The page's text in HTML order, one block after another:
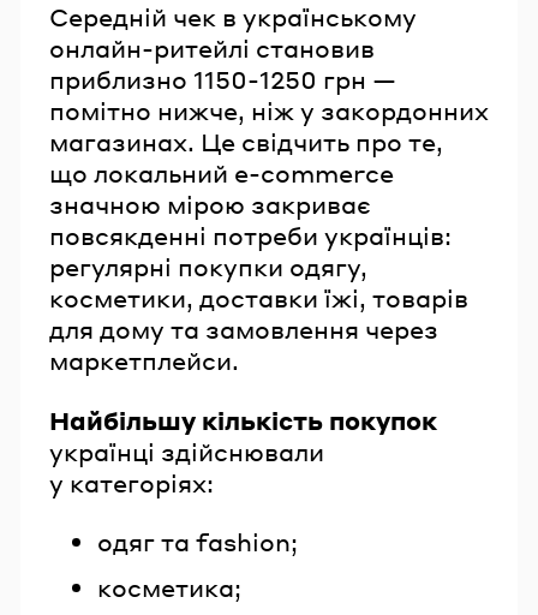
Середній чек в українському
онлайн-ритейлі становив
приблизно 1150-1250 грн —
помітно нижче, ніж у закордонних
магазинах. Це свідчить про те,
що локальний e-commerce
значною мірою закриває
повсякденні потреби українців:
регулярні покупки одягу,
косметики, доставки їжі, товарів
для дому та замовлення через
маркетплейси.
Найбільшу кількість покупок
українці здійснювали
у категоріях:
одяг та fashion;
косметика;